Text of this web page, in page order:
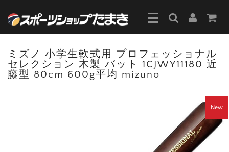
ミズノ 小学生軟式用 プロフェッショナル
セレクション 木製 バット 1CJWY11180 近
藤型 80cm 600g平均 mizuno
New